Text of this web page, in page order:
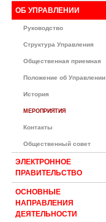
ОБ УПРАВЛЕНИИ
Руководство
Структура Управления
Общественная приемная
Положение об Управлении
История
МЕРОПРИЯТИЯ
Контакты
Общественный совет
ЭЛЕКТРОННОЕ
ПРАВИТЕЛЬСТВО
ОСНОВНЫЕ
НАПРАВЛЕНИЯ
ДЕЯТЕЛЬНОСТИ